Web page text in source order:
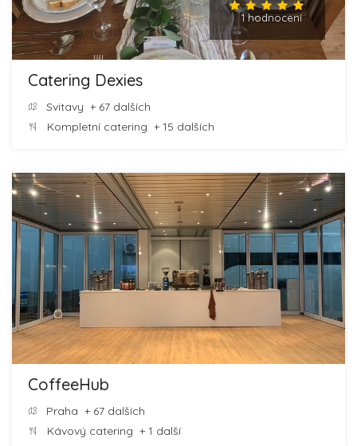
1 hodnocení
Catering Dexies
Svitavy + 67 dalších
Kompletní catering + 15 dalších
CoffeeHub
Praha + 67 dalších
Kávový catering + 1 další